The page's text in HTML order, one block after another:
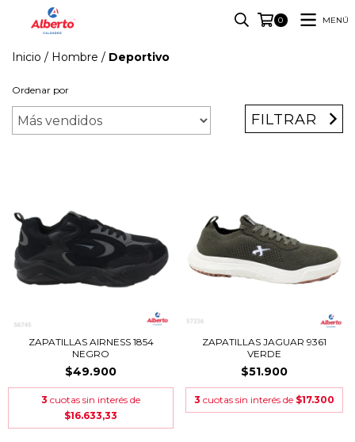
0 MENÚ
Inicio / Hombre / Deportivo
Ordenar por
FILTRAR
ZAPATILLAS AIRNESS 1854
NEGRO
$49.900
3 cuotas sin interés de
$16.633,33
ZAPATILLAS JAGUAR 9361
VERDE
$51.900
3 cuotas sin interés de $17.300